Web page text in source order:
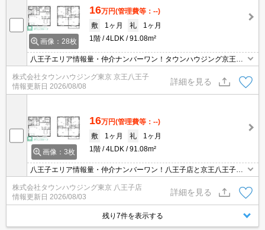
画像：28枚
16万円(管理費等：--)
敷
1ヶ月 礼
1ヶ月
1階
4LDK 91.08m²
八王子エリア情報量・仲介ナンバーワン！タウンハウジング京王八
王子店です!お客様用駐車場もございますので車でのご来店も大歓迎
です！
株式会社タウンハウジング東京 京王八王子
情報更新日 2026/08/08
詳細を見る
画像：3枚
16万円(管理費等：--)
敷
1ヶ月 礼
1ヶ月
1階
4LDK 91.08m²
八王子エリア情報量・仲介ナンバーワン！八王子店と京王八王子店
２店舗どちらでもご対応可能！
株式会社タウンハウジング東京 八王子店
情報更新日 2026/08/03
詳細を見る
残り7件を表示する